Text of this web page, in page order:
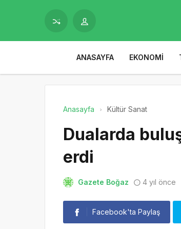
ANASAYFA EKONOMI
Anasayfa Kültür Sanat
Dualarda
erdi
Gazete Boğaz 4 yıl önce
Facebook'ta Paylaş